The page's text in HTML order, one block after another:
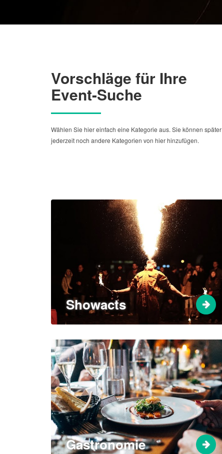
Vorschläge für Ihre
Event-Suche
Wählen Sie hier einfach eine Kategorie aus. Sie können später
jederzeit noch andere Kategorien von hier hinzufügen.
Showacts
Gastronomie